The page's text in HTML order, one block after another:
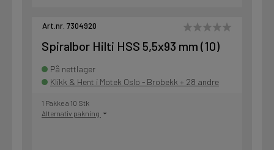
Art.nr. 7304920
Spiralbor Hilti HSS 5,5x93 mm (10)
På nettlager
Klikk & Hent i Motek Oslo - Brobekk + 28 andre
1 Pakke a 10 Stk
Alternativ pakning